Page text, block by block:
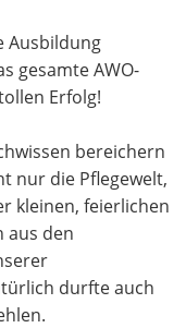
Ausbildung
gesamte AWO-
Erfolg!
bereichern
nur die Pflegewelt,
kleinen, feierlichen
aus den
durfte auch